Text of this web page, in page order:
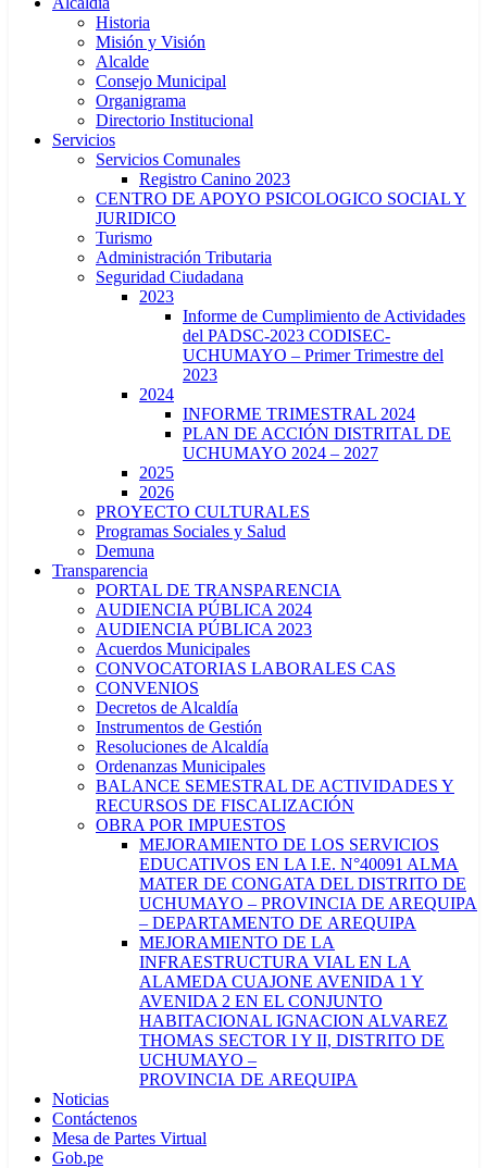
Historia
Misión y Visión
Alcalde
Consejo Municipal
Organigrama
Directorio Institucional
Servicios
Servicios Comunales
Registro Canino 2023
CENTRO DE APOYO PSICOLOGICO SOCIAL Y
JURIDICO
Turismo
Administración Tributaria
Seguridad Ciudadana
2023
Informe de Cumplimiento de Actividades
del PADSC-2023 CODISEC-
UCHUMAYO – Primer Trimestre del
2023
2024
INFORME TRIMESTRAL 2024
PLAN DE ACCIÓN DISTRITAL DE
UCHUMAYO 2024 – 2027
2025
2026
PROYECTO CULTURALES
Programas Sociales y Salud
Demuna
Transparencia
PORTAL DE TRANSPARENCIA
AUDIENCIA PÚBLICA 2024
AUDIENCIA PÚBLICA 2023
Acuerdos Municipales
CONVOCATORIAS LABORALES CAS
CONVENIOS
Decretos de Alcaldía
Instrumentos de Gestión
Resoluciones de Alcaldía
Ordenanzas Municipales
BALANCE SEMESTRAL DE ACTIVIDADES Y
RECURSOS DE FISCALIZACIÓN
OBRA POR IMPUESTOS
MEJORAMIENTO DE LOS SERVICIOS
EDUCATIVOS EN LA I.E. N°40091 ALMA
MATER DE CONGATA DEL DISTRITO DE
UCHUMAYO – PROVINCIA DE AREQUIPA
– DEPARTAMENTO DE AREQUIPA
MEJORAMIENTO DE LA
INFRAESTRUCTURA VIAL EN LA
ALAMEDA CUAJONE AVENIDA 1 Y
AVENIDA 2 EN EL CONJUNTO
HABITACIONAL IGNACION ALVAREZ
THOMAS SECTOR I Y II, DISTRITO DE
UCHUMAYO –
PROVINCIA DE AREQUIPA
Noticias
Contáctenos
Mesa de Partes Virtual
Gob.pe